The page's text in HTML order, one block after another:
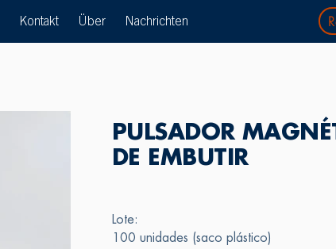
Kontakt Über Nachrichten
PULSADOR
DE EMBUTIR
Lote:
100 unidades (saco plástico)